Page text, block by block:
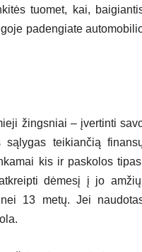
tuomet, kai,
padengiate
žingsniai – įvertinti
teikiančią
kis ir paskolos
dėmesį į jo
13 metų. Jei